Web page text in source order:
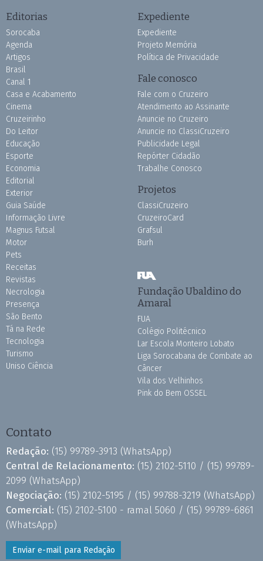
Editorias
Sorocaba
Agenda
Artigos
Brasil
Canal 1
Casa e Acabamento
Cinema
Cruzeirinho
Do Leitor
Educação
Esporte
Economia
Editorial
Exterior
Guia Saúde
Informação Livre
Magnus Futsal
Motor
Pets
Receitas
Revistas
Necrologia
Presença
São Bento
Tá na Rede
Tecnologia
Turismo
Uniso Ciência
Expediente
Expediente
Projeto Memória
Política de Privacidade
Fale conosco
Fale com o Cruzeiro
Atendimento ao Assinante
Anuncie no Cruzeiro
Anuncie no ClassiCruzeiro
Publicidade Legal
Repórter Cidadão
Trabalhe Conosco
Projetos
ClassiCruzeiro
CruzeiroCard
Grafsul
Burh
Fundação Ubaldino do
Amaral
FUA
Colégio Politécnico
Lar Escola Monteiro Lobato
Liga Sorocabana de Combate ao
Câncer
Vila dos Velhinhos
Pink do Bem OSSEL
Contato
Redação: (15) 99789-3913 (WhatsApp)
Central de Relacionamento: (15) 2102-5110 / (15) 99789-
2099 (WhatsApp)
Negociação: (15) 2102-5195 / (15) 99788-3219 (WhatsApp)
Comercial: (15) 2102-5100 - ramal 5060 / (15) 99789-6861
(WhatsApp)
Enviar e-mail para Redação